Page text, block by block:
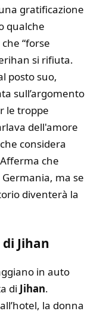
gratificazione
qualche
“forse
si rifiuta.
posto suo,
sull’argomento
le troppe
dell'amore
considera
che
ma se
diventerà la
Jihan
in auto
di Jihan.
la donna